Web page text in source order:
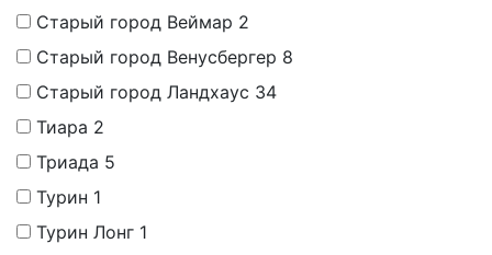
Старый город Веймар 2
Старый город Венусбергер 8
Старый город Ландхаус 34
Тиара 2
Триада 5
Турин 1
Турин Лонг 1